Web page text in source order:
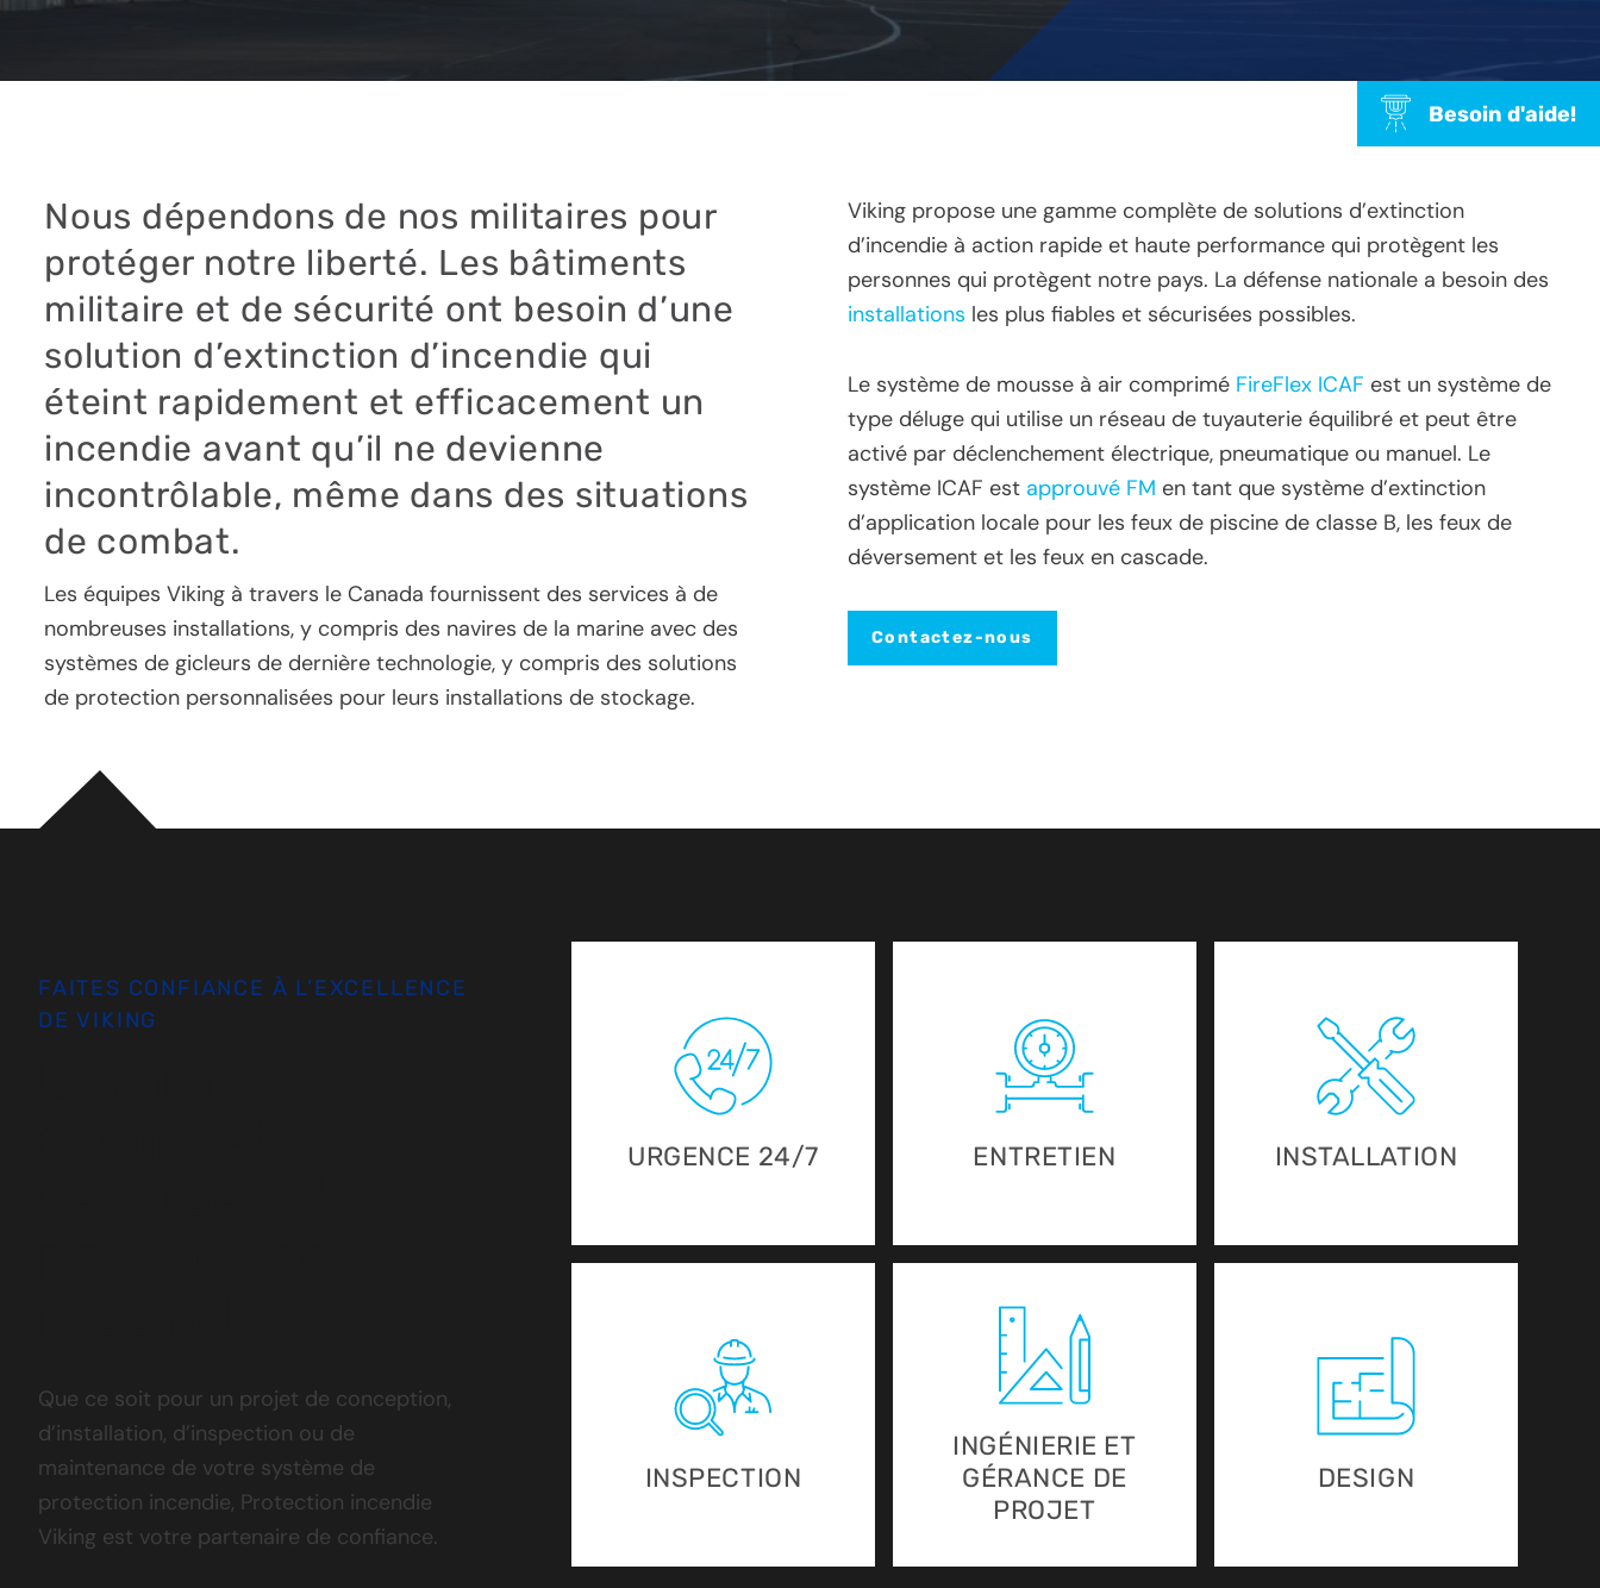
Besoin d'aide!
Nous dépendons de nos militaires pour
protéger notre liberté. Les bâtiments
militaire et de sécurité ont besoin d’une
solution d’extinction d’incendie qui
éteint rapidement et efficacement un
incendie avant qu’il ne devienne
incontrôlable, même dans des situations
de combat.
Les équipes Viking à travers le Canada fournissent des services à de
nombreuses installations, y compris des navires de la marine avec des
systèmes de gicleurs de dernière technologie, y compris des solutions
de protection personnalisées pour leurs installations de stockage.
Viking propose une gamme complète de solutions d’extinction
d’incendie à action rapide et haute performance qui protègent les
personnes qui protègent notre pays. La défense nationale a besoin des
installations les plus fiables et sécurisées possibles.
Le système de mousse à air comprimé FireFlex ICAF est un système de
type déluge qui utilise un réseau de tuyauterie équilibré et peut être
activé par déclenchement électrique, pneumatique ou manuel. Le
système ICAF est approuvé FM en tant que système d’extinction
d’application locale pour les feux de piscine de classe B, les feux de
déversement et les feux en cascade.
Contactez-nous
FAITES CONFIANCE À L’EXCELLENCE
DE VIKING
Que ce soit pour un projet de conception,
d’installation, d’inspection ou de
maintenance de votre système de
protection incendie, Protection incendie
Viking est votre partenaire de confiance.
URGENCE 24/7 ENTRETIEN INSTALLATION
INSPECTION
INGÉNIERIE ET
GÉRANCE DE
PROJET
DESIGN